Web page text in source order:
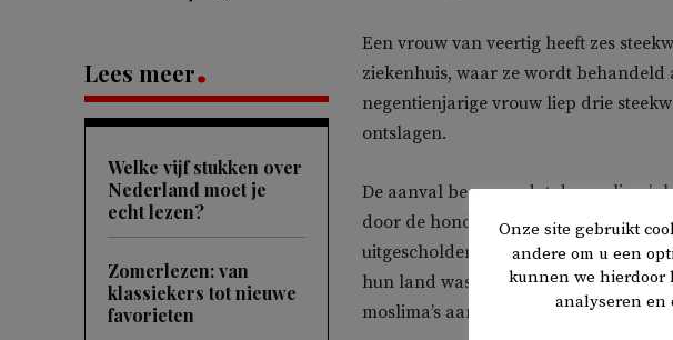
Lees meer
Welke vijf stukken over
Nederland moet je
echt lezen?
Zomerlezen: van
klassiekers tot nieuwe
favorieten
Een vrouw van veertig heeft zes
ziekenhuis, waar ze wordt behandeld
negentienjarige vrouw liep drie
ontslagen.
De aanval begon nadat de
door de hond van de vrouwen. De
uitgescholden voor ‘vieze Arabier’
hun land was. VolgensAFPzouden de
moslima’s aanvielen.
Onze site gebruikt
andere om u een
kunnen we hierdoor
analyseren en